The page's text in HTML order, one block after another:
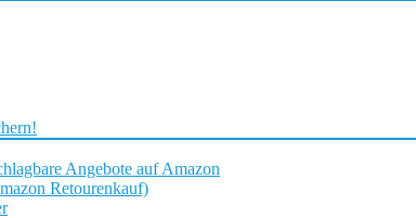
Angebote auf Amazon
Retourenkauf)